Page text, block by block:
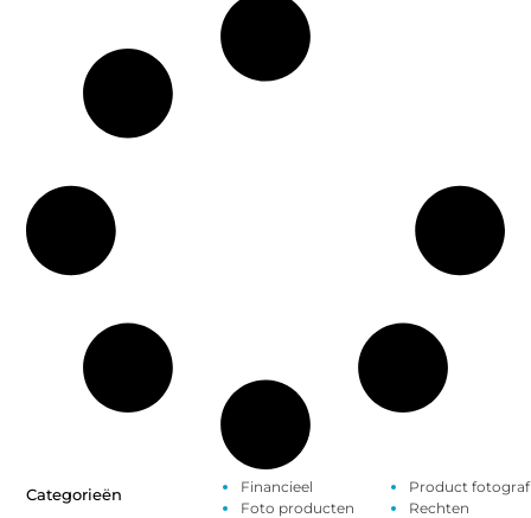
Categorieën
Financieel
Foto producten
Product
Rechten